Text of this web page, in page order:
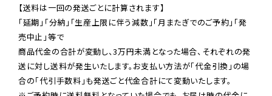
【送料は一回の発送ごとに計算されます】
「延期」「分納」「生産上限に伴う減数」「月またぎでのご予約」「発
売中止」等で
商品代金の合計が変動し、3万円未満となった場合、それぞれの発
送に対し送料が発生いたします。お支払い方法が「代金引換」の場